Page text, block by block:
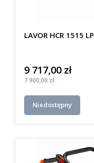
LAVOR HCR 1515 LP
Cena
9 717,00 zł
Cena
7 900,00 zł
Niedostępny